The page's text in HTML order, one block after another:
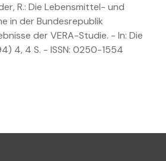
R.: Die Lebensmittel- und
in der Bundesrepublik
der VERA-Studie. - In: Die
4, 4 S. - ISSN: 0250-1554